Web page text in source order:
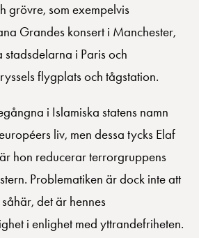
grövre, som exempelvis
Grandes konsert i Manchester,
stadsdelarna i Paris och
flygplats och tågstation.
i Islamiska statens namn
liv, men dessa tycks Elaf
hon reducerar terrorgruppens
Problematiken är dock inte att
det är hennes
i enlighet med yttrandefriheten.